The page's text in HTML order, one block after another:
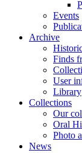
Events
Archive
Finds
User
Library
Collections
Our
Oral
Photo
News